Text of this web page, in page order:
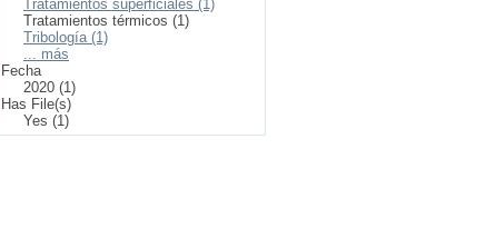
Tratamientos superficiales (1)
Tratamientos térmicos (1)
Tribología (1)
... más
Fecha
2020 (1)
Has File(s)
Yes (1)